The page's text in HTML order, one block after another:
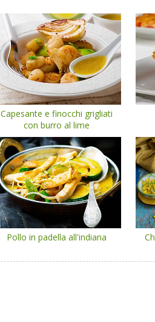
Capesante e finocchi grigliati
con burro al lime
Pollo in padella all'indiana